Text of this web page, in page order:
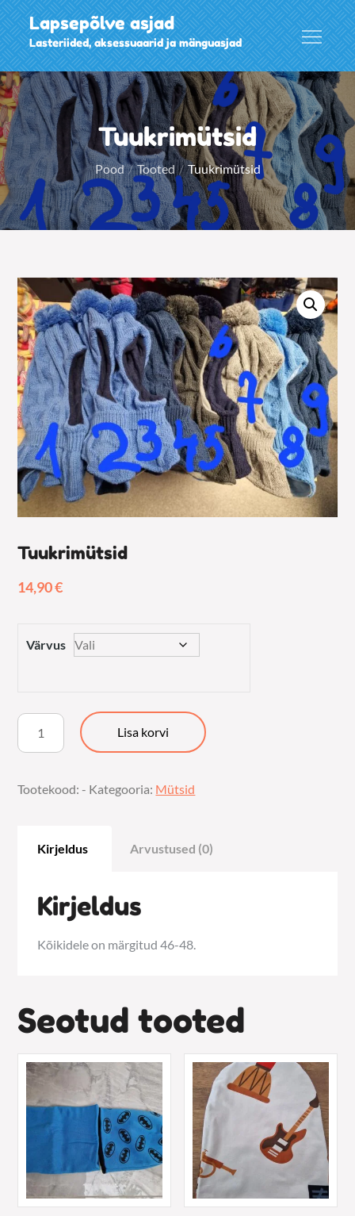
Skip
to
content
Lapsepõlve asjad
Lasteriided, aksessuaarid ja mänguasjad
Tuukrimütsid
Pood Tooted Tuukrimütsid
Tuukrimütsid
14,90€
Värvus
Tuukrimütsid
kogus
Lisa korvi
Tootekood:- Kategooria: Mütsid
Kirjeldus Arvustused (0)
Kirjeldus
Kõikidele on märgitud 46-48.
Seotud tooted